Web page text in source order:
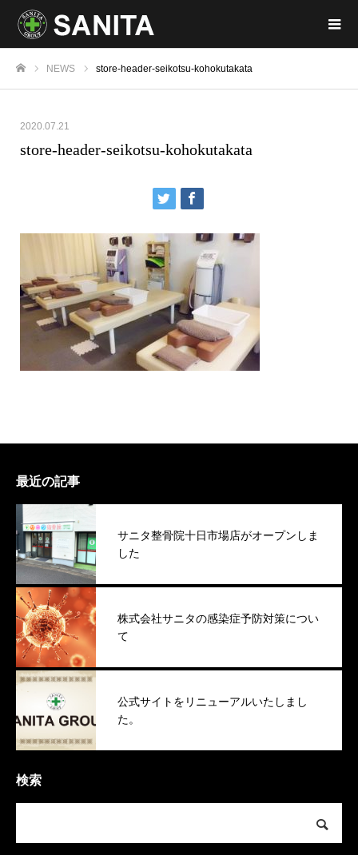
NEWS store-header-seikotsu-kohokutakata
2020.07.21
store-header-seikotsu-kohokutakata
最近の記事
サニタ整骨院十日市場店がオープンしま
した
株式会社サニタの感染症予防対策につい
て
公式サイトをリニューアルいたしまし
た。
検索